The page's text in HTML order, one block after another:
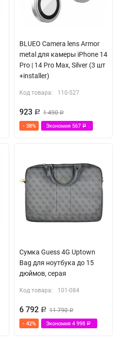
BLUEO Camera lens Armor
metal для камеры iPhone 14
Pro | 14 Pro Max, Silver (3 шт
+installer)
Код товара: 110-527
923 Р 1 490Р
- 38% Экономия 567 Р
Сумка Guess 4G Uptown
Bag для ноутбука до 15
дюймов, серая
Код товара: 101-084
6 792 Р 11 790Р
- 42% Экономия 4 998 Р